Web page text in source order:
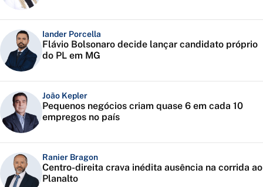
Iander Porcella
Flávio Bolsonaro decide lançar candidato próprio
do PL em MG
João Kepler
Pequenos negócios criam quase 6 em cada 10
empregos no país
Ranier Bragon
Centro-direita crava inédita ausência na corrida ao
Planalto